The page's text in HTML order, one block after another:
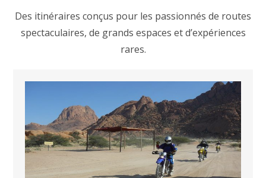
Des itinéraires conçus pour les passionnés de routes
spectaculaires, de grands espaces et d’expériences
rares.